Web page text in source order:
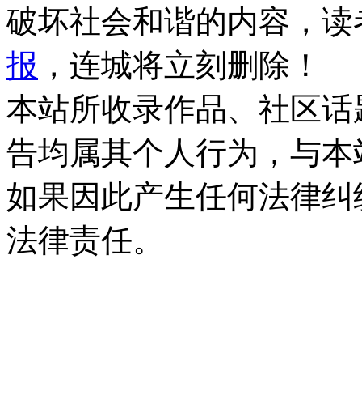
破坏社会和谐的内容，
报 ，连城将立刻删除！
本站所收录作品、社区
告均属其个人行为，与
如果因此产生任何法律
法律责任。